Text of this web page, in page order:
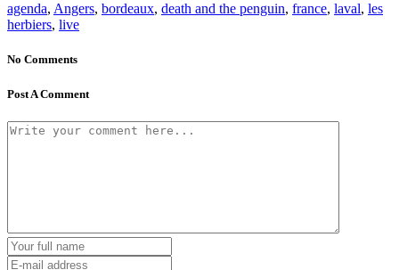
agenda, Angers, bordeaux, death and the penguin, france, laval, les
herbiers, live
No Comments
Post A Comment